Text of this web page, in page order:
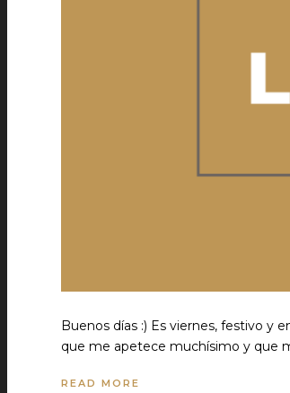
Buenos días :) Es viernes, festivo y
que me apetece muchísimo y que
READ MORE